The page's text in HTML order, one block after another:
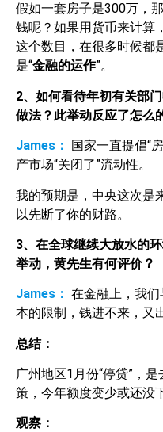
假如一套房子是300万，
钱呢？如果用货币来计算
这个数目，在很多时候都
是“金融的运作”。
2、如何看待年初有关部
做法？此举动反应了怎么
James： 国家一直提倡“
产市场“关闭了”流动性。
我的预期是，中央这次是
以先断了你的财路。
3、在全球继续大放水的
举动，黄先生有何评价？
James： 在金融上，我们
本的限制，钱进不来，又
总结：
广州地区1月份“停贷”，
策，今年额度变少或还没
观察：